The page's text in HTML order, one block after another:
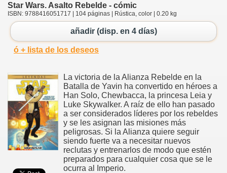
Star Wars. Asalto Rebelde - cómic
ISBN: 9788416051717 | 104 páginas | Rústica, color | 0.20 kg
añadir (disp. en 4 días)
ó + lista de los deseos
La victoria de la Alianza Rebelde en la
Batalla de Yavin ha convertido en héroes a
Han Solo, Chewbacca, la princesa Leia y
Luke Skywalker. A raíz de ello han pasado
a ser considerados líderes por los rebeldes
y se les asignan las misiones más
peligrosas. Si la Alianza quiere seguir
siendo fuerte va a necesitar nuevos
reclutas y entrenarlos de modo que estén
preparados para cualquier cosa que se le
ocurra al Imperio.